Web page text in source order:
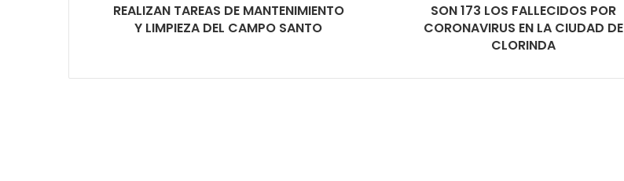
REALIZAN TAREAS DE MANTENIMIENTO
Y LIMPIEZA DEL CAMPO SANTO
SON 173 LOS FALLECIDOS POR
CORONAVIRUS EN LA CIUDAD DE
CLORINDA